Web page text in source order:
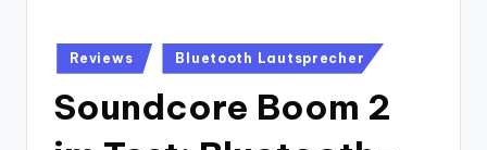
Posted
in
Reviews Bluetooth Lautsprecher
Soundcore Boom 2